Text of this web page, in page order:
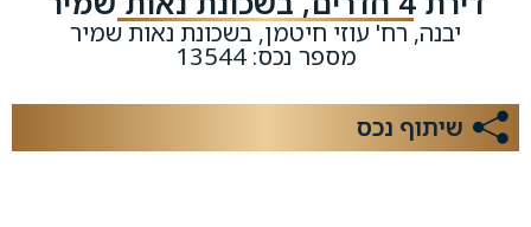
יבנה, רח' עוזי חיטמן, בשכונת נאות שמיר
מספר נכס: 13544
שיתוף נכס